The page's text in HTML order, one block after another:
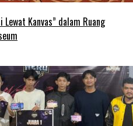
Kanvas” dalam Ruang